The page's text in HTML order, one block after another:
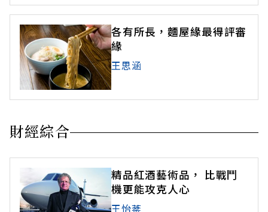
各有所長，麵屋緣最得評審
緣
王思涵
財經綜合
精品紅酒藝術品， 比戰鬥
機更能攻克人心
王怡棻